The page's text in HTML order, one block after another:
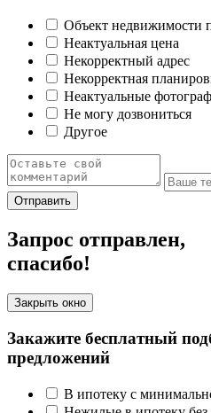
Объект недвижимости
Неактуальная цена
Некорректный адрес
Некорректная
Неактуальные
Не могу дозвониться
Другое
Отправить
Запрос отправлен,
спасибо!
Закрыть окно
Закажите бесплатный
предложений
В ипотеку с